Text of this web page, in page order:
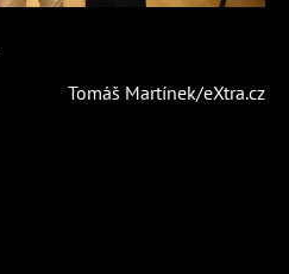
Tomáš Martínek/eXtra.cz